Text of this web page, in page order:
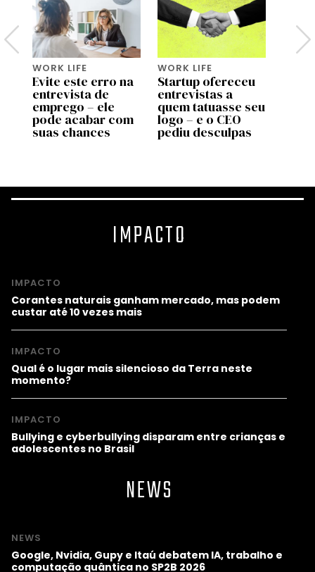
WORK LIFE
Evite este erro na
entrevista de
emprego – ele
pode acabar com
suas chances
WORK LIFE
Startup ofereceu
entrevistas a
quem tatuasse seu
logo – e o CEO
pediu desculpas
IMPACTO
IMPACTO
Corantes naturais ganham mercado, mas podem
custar até 10 vezes mais
IMPACTO
Qual é o lugar mais silencioso da Terra neste
momento?
IMPACTO
Bullying e cyberbullying disparam entre crianças e
adolescentes no Brasil
NEWS
NEWS
Google, Nvidia, Gupy e Itaú debatem IA, trabalho e
computação quântica no SP2B 2026